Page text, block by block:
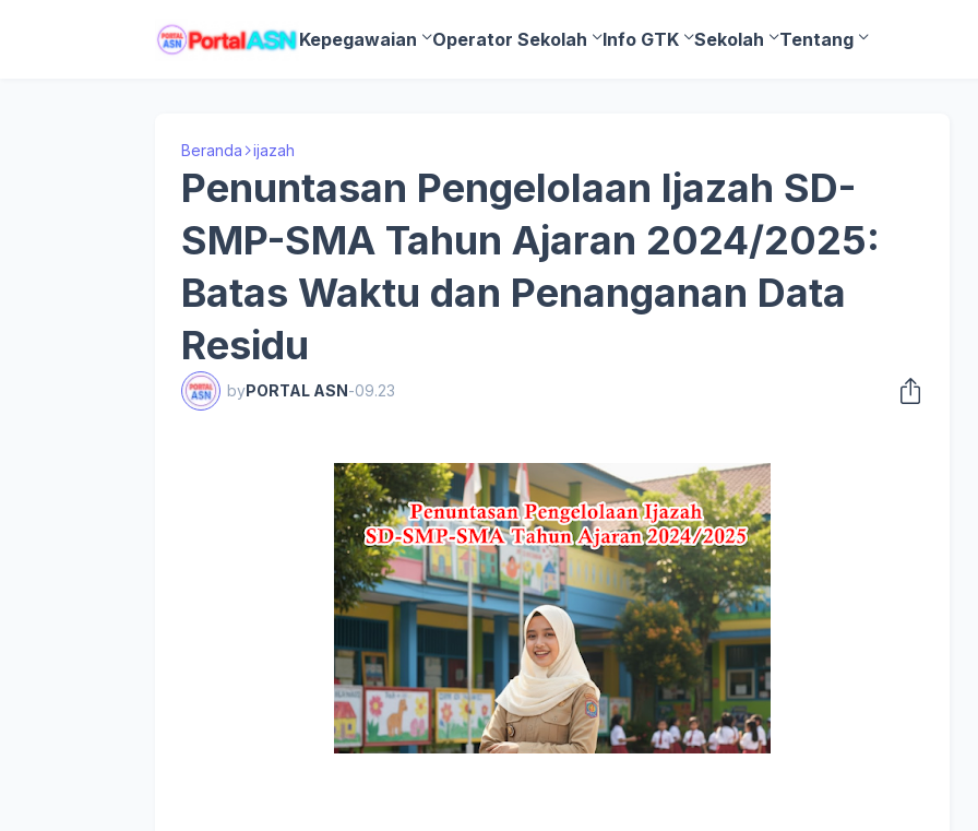
Kepegawaian Operator Sekolah Info GTK Sekolah Tentang
Beranda ijazah
Penuntasan Pengelolaan Ijazah SD-
SMP-SMA Tahun Ajaran 2024/2025:
Batas Waktu dan Penanganan Data
Residu
byPORTAL ASN-09.23